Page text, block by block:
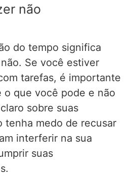
não
do tempo significa
Se você estiver
tarefas, é importante
o que você pode e não
sobre suas
tenha medo de recusar
interferir na sua
suas